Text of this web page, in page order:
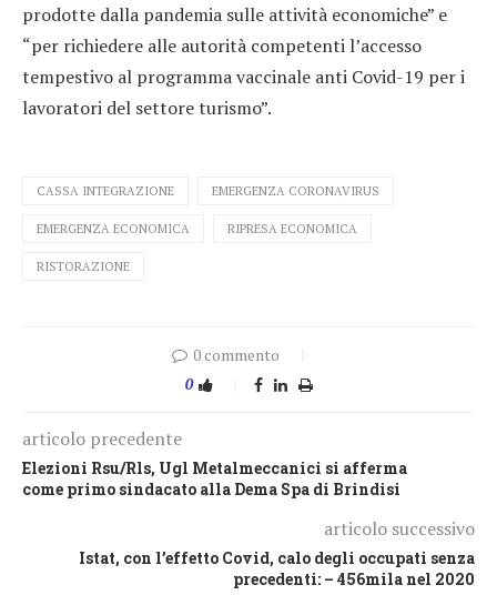
prodotte dalla pandemia sulle attività economiche” e
“per richiedere alle autorità competenti l’accesso
tempestivo al programma vaccinale anti Covid-19 per i
lavoratori del settore turismo”.
CASSA INTEGRAZIONE EMERGENZA CORONAVIRUS
EMERGENZA ECONOMICA RIPRESA ECONOMICA
RISTORAZIONE
0 commento
0
articolo precedente
Elezioni Rsu/Rls, Ugl Metalmeccanici si afferma
come primo sindacato alla Dema Spa di Brindisi
articolo successivo
Istat, con l’effetto Covid, calo degli occupati senza
precedenti: – 456mila nel 2020